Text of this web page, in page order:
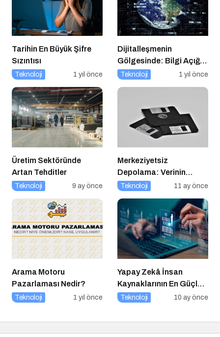
Tarihin En Büyük Şifre
Sızıntısı
Teknoloji 1 yıl önce
Dijitalleşmenin
Gölgesinde: Bilgi Açığı
Büyüyor mu?
Teknoloji 1 yıl önce
Üretim Sektöründe
Artan Tehditler
Teknoloji 9 ay önce
Merkeziyetsiz
Depolama: Verinin
Geleceği Web3 ile
Teknoloji 11 ay önce
Arama Motoru
Pazarlaması Nedir?
Teknoloji 1 yıl önce
Yapay Zekâ İnsan
Kaynaklarının En Güçlü
Stratejik Ortağına
Teknoloji 10 ay önce